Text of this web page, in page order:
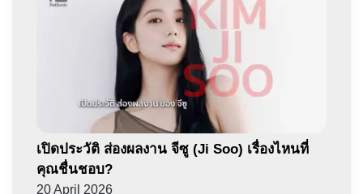
เปิดประวัติ ส่องผลงาน จีซู (Ji Soo) เรื่องไหนที่
คุณชื่นชอบ?
20 April 2026